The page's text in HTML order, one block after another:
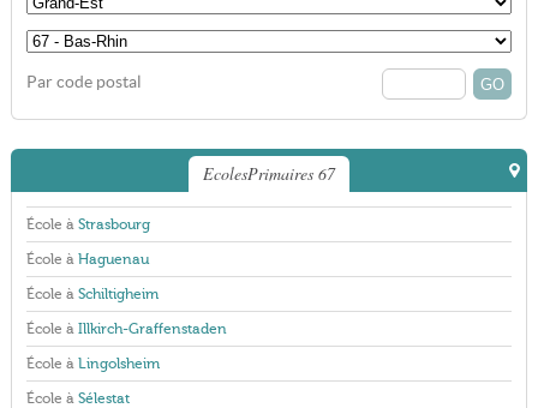
Par code postal
EcolesPrimaires 67
École à Strasbourg
École à Haguenau
École à Schiltigheim
École à Illkirch-Graffenstaden
École à Lingolsheim
École à Sélestat